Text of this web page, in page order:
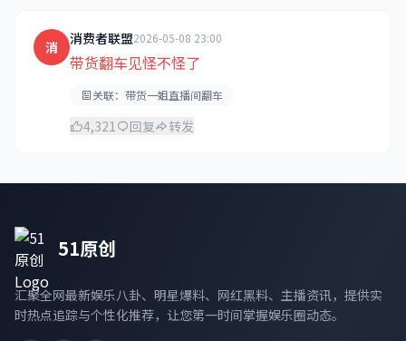
消 消费者联盟2026-05-08 23:00
带货翻车见怪不怪了
关联：带货一姐直播间翻车
4,321 回复 转发
51原创
汇聚全网最新娱乐八卦、明星爆料、网红黑料、主播资讯，提供实
时热点追踪与个性化推荐，让您第一时间掌握娱乐圈动态。